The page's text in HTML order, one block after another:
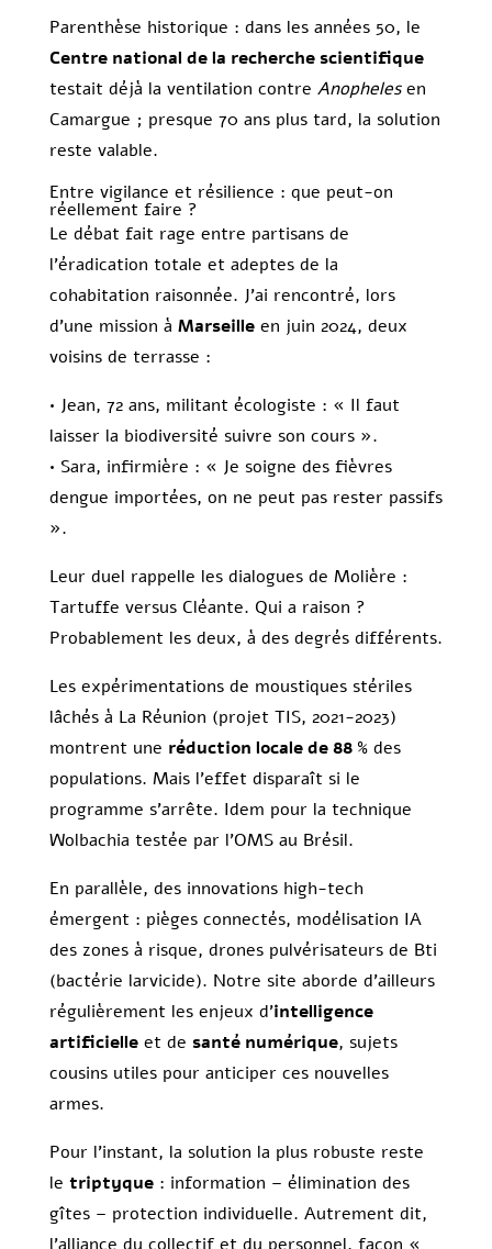
Parenthèse historique : dans les années 50, le
Centre national de la recherche scientifique
testait déjà la ventilation contre Anophelesen
Camargue ; presque 70 ans plus tard, la solution
reste valable.
Entre vigilance et résilience : que peut-on
réellement faire ?
Le débat fait rage entre partisans de
l’éradication totale et adeptes de la
cohabitation raisonnée. J’ai rencontré, lors
d’une mission à Marseilleen juin 2024, deux
voisins de terrasse :
• Jean, 72 ans, militant écologiste : « Il faut
laisser la biodiversité suivre son cours ».
• Sara, infirmière : « Je soigne des fièvres
dengue importées, on ne peut pas rester passifs
».
Leur duel rappelle les dialogues de Molière :
Tartuffe versus Cléante. Qui a raison ?
Probablement les deux, à des degrés différents.
Les expérimentations de moustiques stériles
lâchés à La Réunion (projet TIS, 2021-2023)
montrent une réduction locale de 88 %des
populations. Mais l’effet disparaît si le
programme s’arrête. Idem pour la technique
Wolbachia testée par l’OMS au Brésil.
En parallèle, des innovations high-tech
émergent : pièges connectés, modélisation IA
des zones à risque, drones pulvérisateurs de Bti
(bactérie larvicide). Notre site aborde d’ailleurs
régulièrement les enjeux d’intelligence
artificielleet de santé numérique, sujets
cousins utiles pour anticiper ces nouvelles
armes.
Pour l’instant, la solution la plus robuste reste
le triptyque: information – élimination des
gîtes – protection individuelle. Autrement dit,